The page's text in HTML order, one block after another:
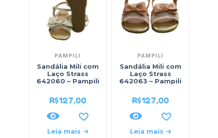
PAMPILI
Sandália Mili com
Laço Strass
642060 – Pampili
R$127,00
Leia mais
PAMPILI
Sandália Mili com
Laço Strass
642063 – Pampili
R$127,00
Leia mais